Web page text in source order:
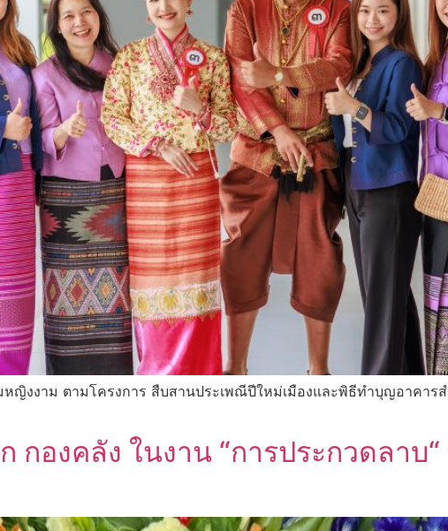
หญิงงาม ตามโครงการ สืบสานประเพณีปีใหม่เมืองและพิธีทำบุญอาคาร
กองคลัง ในงาน “การประกวดลาบ